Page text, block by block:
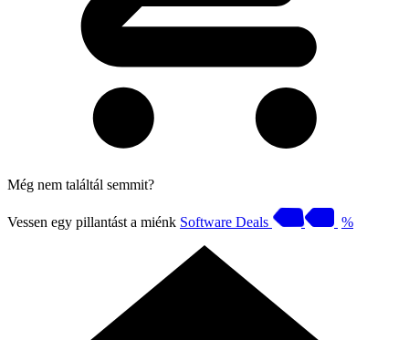
Még nem találtál semmit?
Vessen egy pillantást a miénk Software Deals %